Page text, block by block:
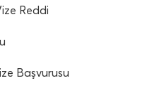
Reddi
Başvurusu